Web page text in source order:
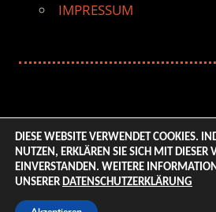
IMPRESSUM
© 2026 ENTERTAINMENT BASE –
All Rights Reserved. | Based on
DIESE WEBSITE VERWENDET COOKIES.
NUTZEN, ERKLÄREN SIE SICH MIT DIESER
EINVERSTANDEN. WEITERE
UNSERER DATENSCHUTZERKLÄRUNG